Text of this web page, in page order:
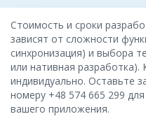
Стоимость и сроки
зависят от сложности
синхронизация) и выбора
или нативная
индивидуально. Оставьте
номеру +48 574 665 299
вашего приложения.